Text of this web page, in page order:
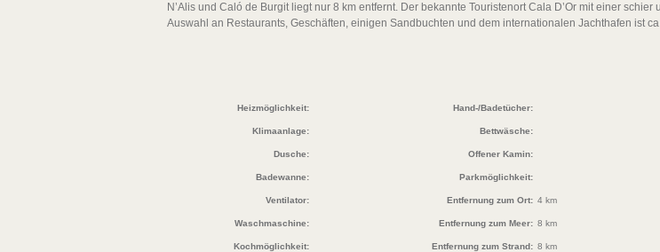
N’Alis und Caló de Burgit liegt nur 8 km entfernt. Der bekannte Touristenort Cala D’Or mit einer schier
Auswahl an Restaurants, Geschäften, einigen Sandbuchten und dem internationalen Jachthafen ist
Heizmöglichkeit: Hand-/Badetücher:
Klimaanlage: Bettwäsche:
Dusche: Offener Kamin:
Badewanne: Parkmöglichkeit:
Ventilator: Entfernung zum Ort: 4 km
Waschmaschine: Entfernung zum Meer: 8 km
Kochmöglichkeit: Entfernung zum Strand: 8 km